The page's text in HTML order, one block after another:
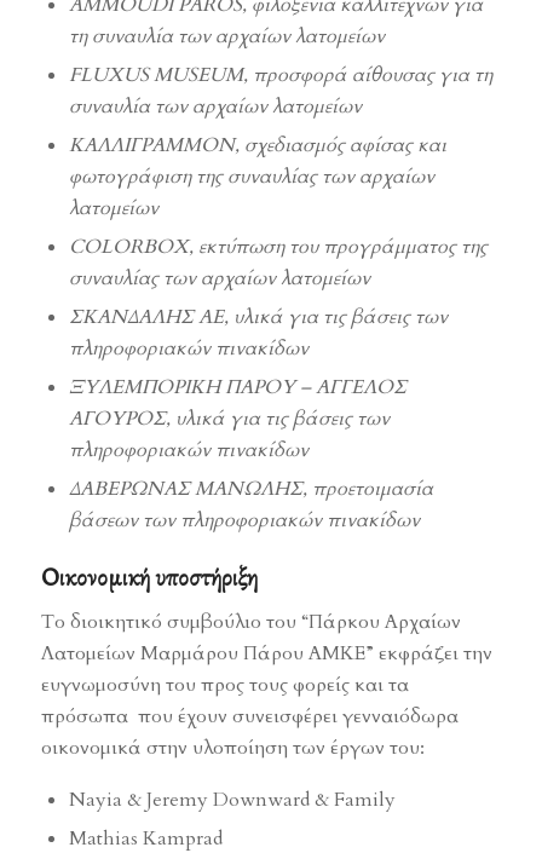
τη συναυλία των αρχαίων λατομείων
FLUXUS MUSEUM, προσφορά αίθουσας για τη
συναυλία των αρχαίων λατομείων
ΚΑΛΛΙΓΡΑΜΜΟΝ, σχεδιασμός αφίσας και
φωτογράφιση της συναυλίας των αρχαίων
λατομείων
COLORBOX, εκτύπωση του προγράμματος της
συναυλίας των αρχαίων λατομείων
ΣΚΑΝΔΑΛΗΣ ΑΕ, υλικά για τις βάσεις των
πληροφοριακών πινακίδων
ΞΥΛΕΜΠΟΡΙΚΗ ΠΑΡΟΥ – ΑΓΓΕΛΟΣ
ΑΓΟΥΡΟΣ, υλικά για τις βάσεις των
πληροφοριακών πινακίδων
ΔΑΒΕΡΩΝΑΣ ΜΑΝΩΛΗΣ, προετοιμασία
βάσεων των πληροφοριακών πινακίδων
Οικονομική υποστήριξη
Το διοικητικό συμβούλιο του “Πάρκου Αρχαίων
Λατομείων Μαρμάρου Πάρου ΑΜΚΕ” εκφράζει την
ευγνωμοσύνη του προς τους φορείς και τα
πρόσωπα που έχουν συνεισφέρει γενναιόδωρα
οικονομικά στην υλοποίηση των έργων του:
Nayia & Jeremy Downward & Family
Mathias Kamprad